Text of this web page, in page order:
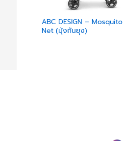
ABC DESIGN – Mosquito
Net (มุ้งกันยุง)